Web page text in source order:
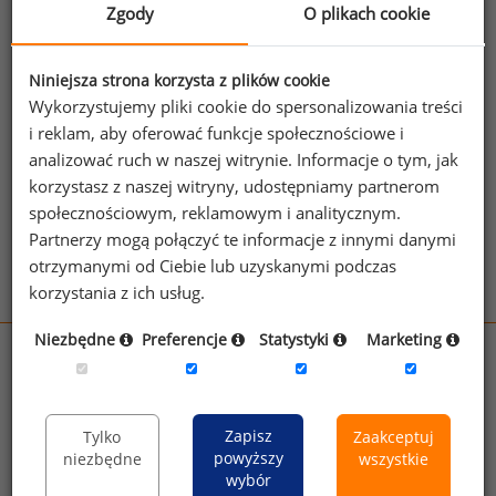
transformatorów.
Jeżeli posiadasz dostęp, do pełnego raportu
jednego z powyższych stanowisk możesz za
jego pomocą sprawdzić raporty dla
pozostałych.
Wykorzystaj kod
Aby otrzymać darmowy kod dostępu weź udział
wOgólnopolskim Badaniu Wynagrodzeń.
wynagrodzenia.pl
rynekpracy.pl
raportyplacowe.pl
badania
HR.pl
Zgody O plikach cookie
Niniejsza strona korzysta z plików cookie
Wykorzystujemy pliki cookie do spersonalizowania treści
i reklam, aby oferować funkcje społecznościowe i
analizować ruch w naszej witrynie. Informacje o tym, jak
korzystasz z naszej witryny, udostępniamy partnerom
społecznościowym, reklamowym i analitycznym.
Partnerzy mogą połączyć te informacje z innymi danymi
otrzymanymi od Ciebie lub uzyskanymi podczas
korzystania z ich usług.
Niezbędne Preferencje Statystyki Marketing
Tylko
niezbędne
Zapisz
powyższy
wybór
Zaakceptuj
wszystkie